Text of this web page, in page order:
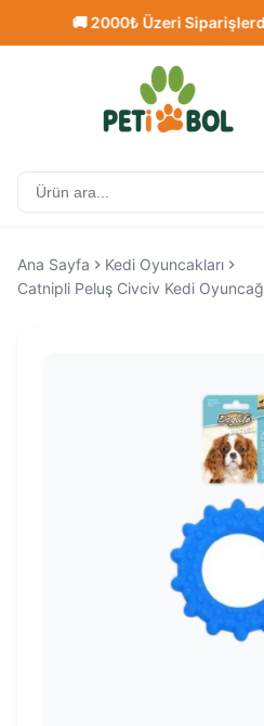
🚚 2000₺ Üzeri Siparişlerde
Ana Sayfa
Kedi Oyuncakları
Catnipli Peluş Civciv Kedi